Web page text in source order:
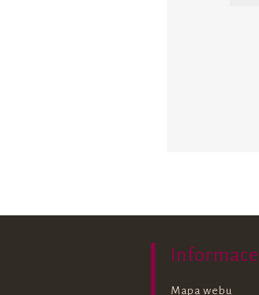
Informace
Mapa webu